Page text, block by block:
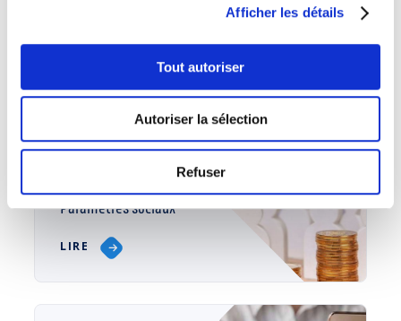
Afficher les détails
Tout autoriser
Autoriser la sélection
Refuser
Paramètres sociaux
LIRE